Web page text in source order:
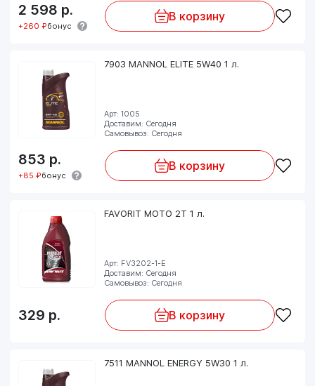
2 598 р.
+260 ₽бонус
В корзину
7903 MANNOL ELITE 5W40 1 л.
Арт: 1005
Доставим: Сегодня
Самовывоз: Сегодня
853 р.
+85 ₽бонус
В корзину
FAVORIT MOTO 2T 1 л.
Арт: FV3202-1-E
Доставим: Сегодня
Самовывоз: Сегодня
329 р. В корзину
7511 MANNOL ENERGY 5W30 1 л.